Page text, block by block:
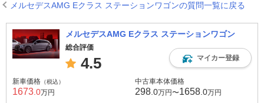
メルセデスAMG Eクラス ステーションワゴンの質問一覧に戻る
メルセデスAMG Eクラス ステーションワゴン
総合評価
4.5 マイカー登録
新車価格 （税込）
1673 .0万円
中古車本体価格
298 .0万円〜1658 .0万円